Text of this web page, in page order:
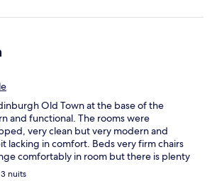
Old Town at the base of the
and functional. The rooms were
very clean but very modern and
lacking in comfort. Beds very firm chairs
comfortably in room but there is plenty
nuits